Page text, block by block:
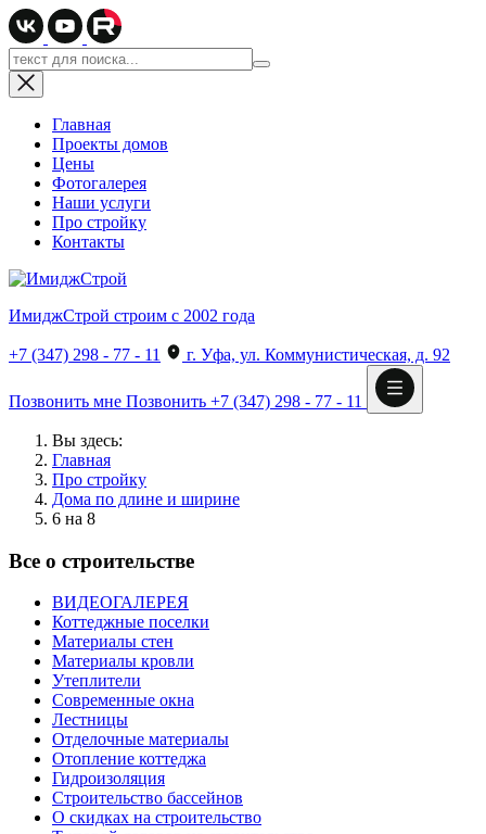
Главная
Проекты домов
Цены
Фотогалерея
Наши услуги
Про стройку
Контакты
ИмиджСтрой строим с 2002 года
+7 (347) 298 - 77 - 11 г. Уфа, ул. Коммунистическая, д. 92
Позвонить мне Позвонить +7 (347) 298 - 77 - 11
Вы здесь:
Главная
Про стройку
Дома по длине и ширине
6 на 8
Все о строительстве
ВИДЕОГАЛЕРЕЯ
Коттеджные поселки
Материалы стен
Материалы кровли
Утеплители
Современные окна
Лестницы
Отделочные материалы
Отопление коттеджа
Гидроизоляция
Строительство бассейнов
О скидках на строительство